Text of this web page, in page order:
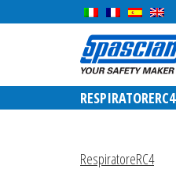
RESPIRATORERC4
RespiratoreRC4